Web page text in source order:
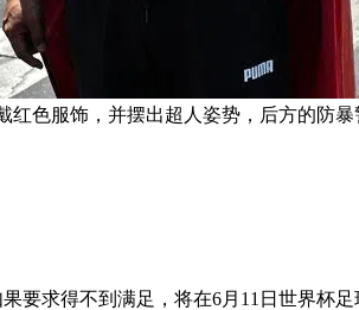
色服饰，并摆出超人姿势，后方的防暴
要求得不到满足，将在6月11日世界杯足